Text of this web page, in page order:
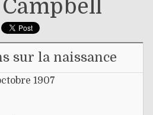
sur la naissance
1907